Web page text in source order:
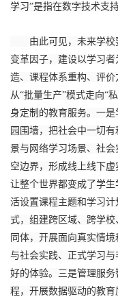
学习”是指在数字技术支
由此可见，未来学校
变革因子，建设以学习
造、课程体系重构、评
从“批量生产”模式走向“
身定制的教育服务。一
园围墙，把社会中一切
景与网络学习场景、社
空边界，形成线上线下虚
让整个世界都变成了学
活设置课程主题和学习
式，组建跨区域、跨学
同体，开展面向真实情
与社会实践、正式学习
好的体验。三是管理服
程，开展数据驱动的教